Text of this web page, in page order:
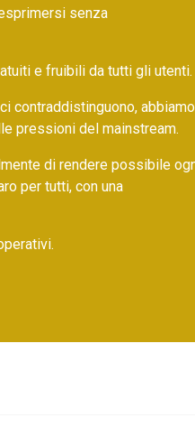
senza
e fruibili da tutti gli utenti.
contraddistinguono, abbiamo
pressioni del mainstream.
di rendere possibile
per tutti, con una